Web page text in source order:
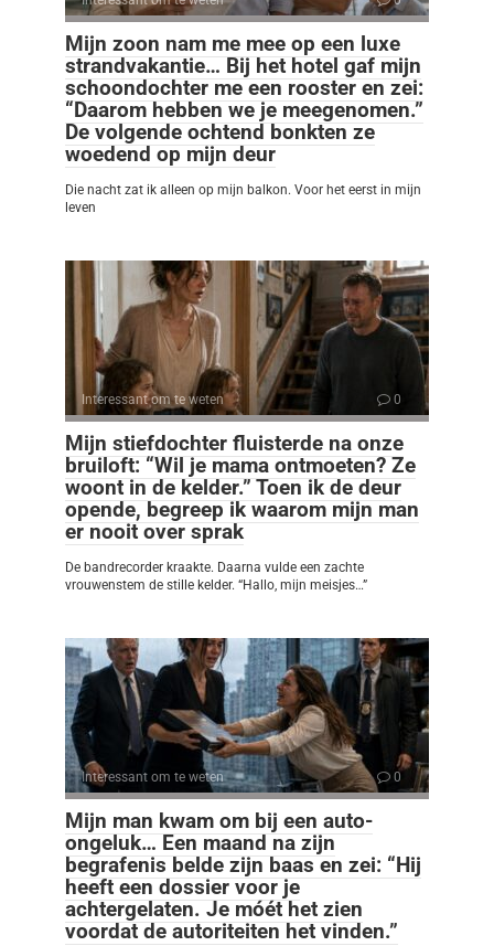
Mijn zoon nam me mee op een luxe
strandvakantie… Bij het hotel gaf mijn
schoondochter me een rooster en zei:
“Daarom hebben we je meegenomen.”
De volgende ochtend bonkten ze
woedend op mijn deur
Die nacht zat ik alleen op mijn balkon. Voor het eerst in mijn
leven
Interessant om te weten 0
Mijn stiefdochter fluisterde na onze
bruiloft: “Wil je mama ontmoeten? Ze
woont in de kelder.” Toen ik de deur
opende, begreep ik waarom mijn man
er nooit over sprak
De bandrecorder kraakte. Daarna vulde een zachte
vrouwenstem de stille kelder. “Hallo, mijn meisjes…”
Interessant om te weten 0
Mijn man kwam om bij een auto-
ongeluk… Een maand na zijn
begrafenis belde zijn baas en zei: “Hij
heeft een dossier voor je
achtergelaten. Je móét het zien
voordat de autoriteiten het vinden.”